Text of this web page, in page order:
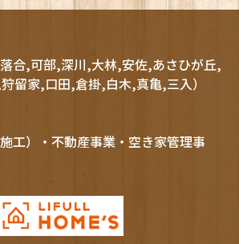
合,可部,深川,大林,安佐,あさひが丘,
留家,口田,倉掛,白木,真亀,三入）
工）・不動産事業・空き家管理事